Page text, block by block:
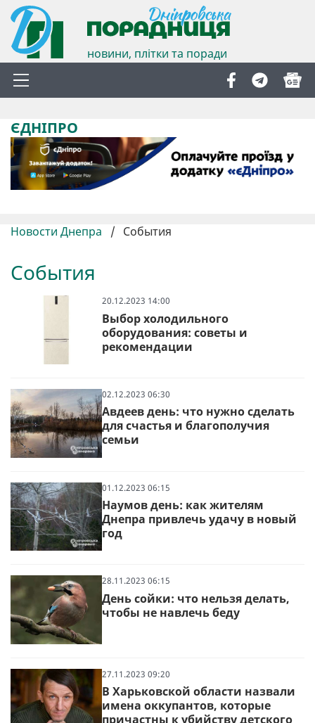
новини, плітки та поради
ЄДНІПРО
Новости Днепра / События
События
20.12.2023 14:00
Выбор холодильного
оборудования: советы и
рекомендации
02.12.2023 06:30
Авдеев день: что нужно сделать
для счастья и благополучия
семьи
01.12.2023 06:15
Наумов день: как жителям
Днепра привлечь удачу в новый
год
28.11.2023 06:15
День сойки: что нельзя делать,
чтобы не навлечь беду
27.11.2023 09:20
В Харьковской области назвали
имена оккупантов, которые
причастны к убийству детского